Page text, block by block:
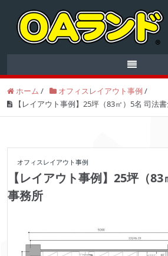
ホーム / オフィスレイアウト事例 /
【レイアウト事例】25坪（83㎡）5名 司法
オフィスレイアウト事例
【レイアウト事例】25坪（
事務所